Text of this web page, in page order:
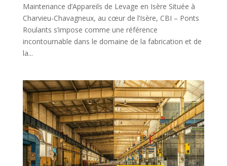
Maintenance d’Appareils de Levage en Isère Située à
Charvieu-Chavagneux, au cœur de l’Isère, CBI – Ponts
Roulants s’impose comme une référence
incontournable dans le domaine de la fabrication et de
la...